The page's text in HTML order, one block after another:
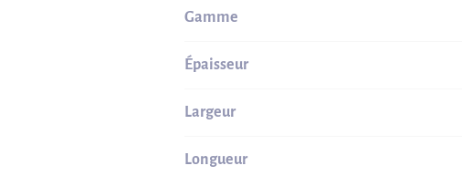
Gamme
Épaisseur
Largeur
Longueur